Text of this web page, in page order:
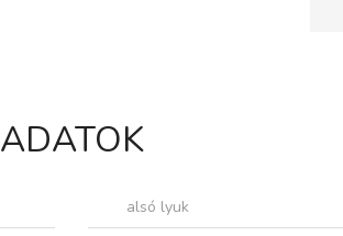
ADATOK
alsó lyuk